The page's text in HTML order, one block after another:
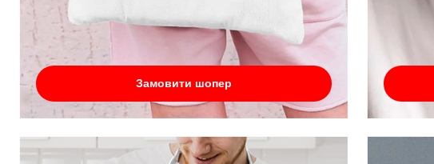
Замовити шопер